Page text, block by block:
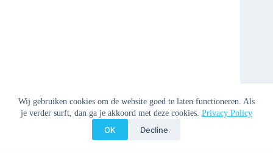
Wij gebruiken cookies om de website goed te laten functioneren. Als
je verder surft, dan ga je akkoord met deze cookies. Privacy Policy
OK Decline